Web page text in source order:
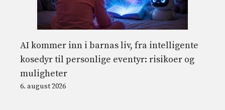
AI kommer inn i barnas liv, fra intelligente
kosedyr til personlige eventyr: risikoer og
muligheter
6. august 2026